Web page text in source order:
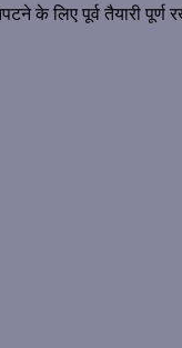
के लिए पूर्व तैयारी पूर्ण